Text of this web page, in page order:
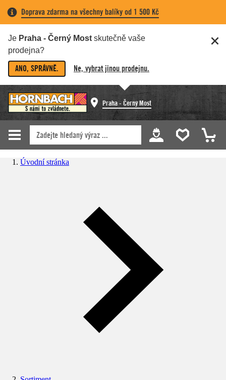
Doprava zdarma na všechny balíky od 1 500 Kč
Je Praha - Černý Most skutečně vaše
prodejna?
ANO, SPRÁVNĚ. Ne, vybrat jinou prodejnu.
Praha - Černý Most
Úvodní stránka